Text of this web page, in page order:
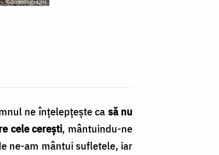
ne înțelepțește ca să nu
cele cerești, mântuindu-ne
ne-am mântui sufletele, iar